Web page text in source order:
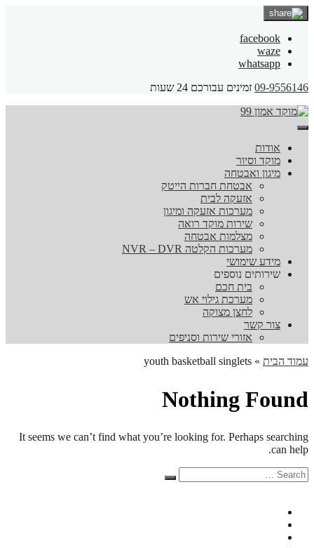
facebook
waze
whatsapp
09-9556146 זמינים עבורכם 24 שעות
אודות
מוקד וסיור
מיגון ואבטחה
אבטחת חברות הייטק
אזעקה לבית
מערכות אזעקה ומיגון
שירות מוקד רואה
מצלמות אבטחה
מערכות הקלטה NVR – DVR
מידע שימושי
שירותים נוספים
בית חכם
מערכת גילוי אש
לחצן מצוקה
צור קשר
אזורי שירות וסניפים
עמוד הבית »
youth basketball singlets
Nothing Found
It seems we can’t find what you’re looking for. Perhaps searching
can help.
Search
for:
Search